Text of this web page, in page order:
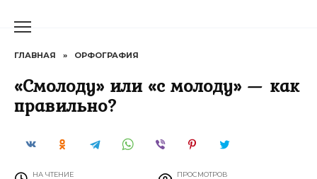
ГЛАВНАЯ » ОРФОГРАФИЯ
«Смолоду» или «с молоду» — как
правильно?
НА ЧТЕНИЕ ПРОСМОТРОВ